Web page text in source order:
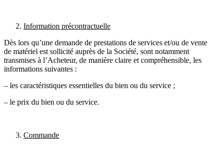
Information précontractuelle
Dès lors qu’une demande de prestations de services et/ou de vente
de matériel est sollicité auprès de la Société, sont notamment
transmises à l’Acheteur, de manière claire et compréhensible, les
informations suivantes :
– les caractéristiques essentielles du bien ou du service ;
– le prix du bien ou du service.
Commande